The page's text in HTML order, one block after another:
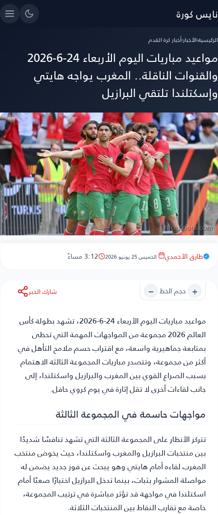
نايس كورة
الرئيسية›الأخبار›أخبار كرة القدم
مواعيد مباريات اليوم الأربعاء 24-6-2026
والقنوات الناقلة.. المغرب يواجه هايتي
وإسكتلندا تلتقي البرازيل
طارق الأحمدي الخميس 25 يونيو 2026 3:12 مساءً
+ حجم الخط − شارك الخبر
مواعيد مباريات اليوم الأربعاء 24-6-2026
، تشهد بطولة كأس
العالم 2026 مجموعة من المواجهات المهمة التي تحظى
بمتابعة جماهيرية واسعة، مع اقتراب حسم ملامح التأهل في
أكثر من مجموعة، وتتصدر مباريات المجموعة الثالثة الاهتمام
بسبب الصراع القوي بين المغرب والبرازيل واسكتلندا، إلى
جانب لقاءات أخرى لا تقل إثارة في يوم كروي حافل.
مواجهات حاسمة في المجموعة الثالثة
تتركز الأنظار على المجموعة الثالثة التي تشهد تنافسًا شديدًا
بين منتخبات البرازيل والمغرب واسكتلندا، حيث يخوض منتخب
المغرب لقاءه أمام هايتي وهو يبحث عن فوز جديد يضمن له
مواصلة المشوار بثبات، بينما تدخل البرازيل اختبارًا صعبًا أمام
اسكتلندا في مواجهة قد تؤثر مباشرة في ترتيب المجموعة،
خاصة مع تقارب النقاط بين المنتخبات الثلاثة.